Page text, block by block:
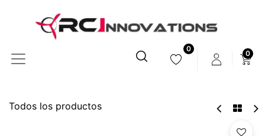
0
0
Todos los productos